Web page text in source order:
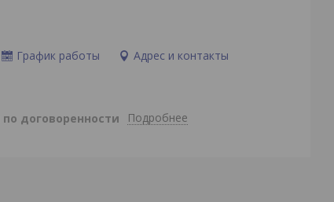
График работы Адрес и контакты
по договоренности Подробнее